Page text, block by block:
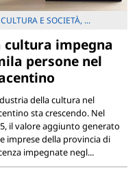
CULTURA E SOCIETÀ, ...
cultura impegna
persone nel
della cultura nel
sta crescendo. Nel
il valore aggiunto generato
imprese della provincia di
impegnate negl...